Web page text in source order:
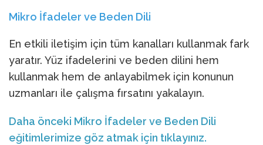
Mikro İfadeler ve Beden Dili
En etkili iletişim için tüm kanalları kullanmak fark
yaratır. Yüz ifadelerini ve beden dilini hem
kullanmak hem de anlayabilmek için konunun
uzmanları ile çalışma fırsatını yakalayın.
Daha önceki Mikro İfadeler ve Beden Dili
eğitimlerimize göz atmak için tıklayınız.